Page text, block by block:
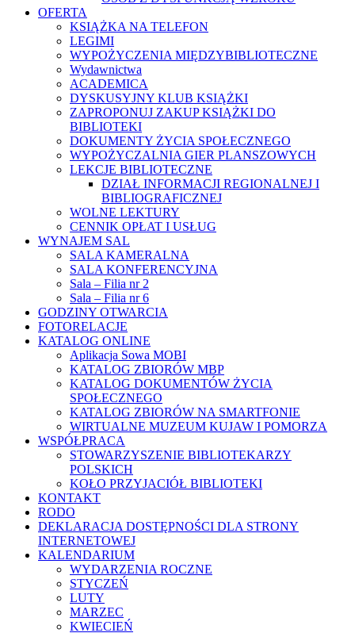
OFERTA
KSIĄŻKA NA TELEFON
LEGIMI
WYPOŻYCZENIA MIĘDZYBIBLIOTECZNE
Wydawnictwa
ACADEMICA
DYSKUSYJNY KLUB KSIĄŻKI
ZAPROPONUJ ZAKUP KSIĄŻKI DO
BIBLIOTEKI
DOKUMENTY ŻYCIA SPOŁECZNEGO
WYPOŻYCZALNIA GIER PLANSZOWYCH
LEKCJE BIBLIOTECZNE
DZIAŁ INFORMACJI REGIONALNEJ I
BIBLIOGRAFICZNEJ
WOLNE LEKTURY
CENNIK OPŁAT I USŁUG
WYNAJEM SAL
SALA KAMERALNA
SALA KONFERENCYJNA
Sala – Filia nr 2
Sala – Filia nr 6
GODZINY OTWARCIA
FOTORELACJE
KATALOG ONLINE
Aplikacja Sowa MOBI
KATALOG ZBIORÓW MBP
KATALOG DOKUMENTÓW ŻYCIA
SPOŁECZNEGO
KATALOG ZBIORÓW NA SMARTFONIE
WIRTUALNE MUZEUM KUJAW I POMORZA
WSPÓŁPRACA
STOWARZYSZENIE BIBLIOTEKARZY
POLSKICH
KOŁO PRZYJACIÓŁ BIBLIOTEKI
KONTAKT
RODO
DEKLARACJA DOSTĘPNOŚCI DLA STRONY
INTERNETOWEJ
KALENDARIUM
WYDARZENIA ROCZNE
STYCZEŃ
LUTY
MARZEC
KWIECIEŃ